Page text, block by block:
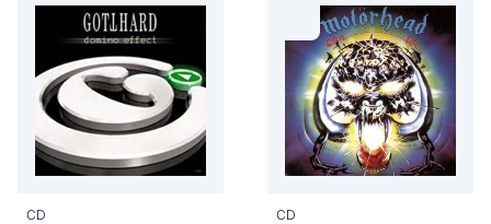
CD CD